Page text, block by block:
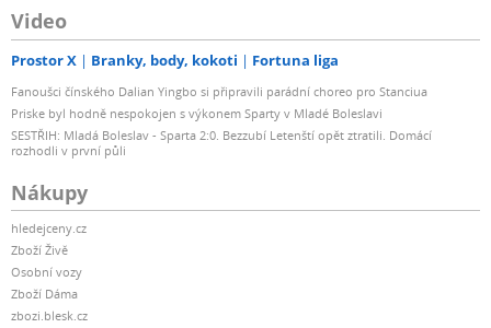
Video
Prostor X Branky, body, kokoti Fortuna liga
Fanoušci čínského Dalian Yingbo si připravili parádní choreo pro Stanciua
Priske byl hodně nespokojen s výkonem Sparty v Mladé Boleslavi
SESTŘIH: Mladá Boleslav - Sparta 2:0. Bezzubí Letenští opět ztratili. Domácí
rozhodli v první půli
Nákupy
hledejceny.cz
Zboží Živě
Osobní vozy
Zboží Dáma
zbozi.blesk.cz